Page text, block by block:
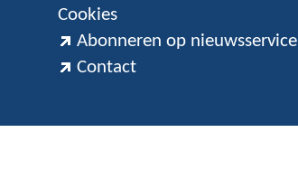
Cookies
Abonneren op nieuwsservice
Contact